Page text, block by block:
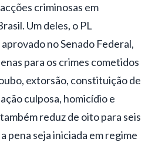
criminosas em
Um deles, o PL
no Senado Federal,
para os crimes cometidos
extorsão, constituição de
culposa, homicídio e
reduz de oito para seis
pena seja iniciada em regime